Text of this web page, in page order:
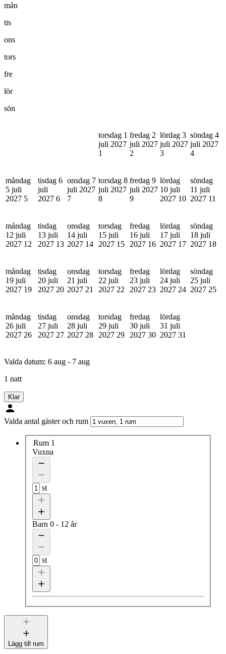
mån
tis
ons
tors
fre
lör
sön
torsdag 1
juli 2027
1
fredag 2
juli 2027
2
lördag 3
juli 2027
3
söndag 4
juli 2027
4
måndag
5 juli
2027 5
tisdag 6
juli
2027 6
onsdag 7
juli 2027
7
torsdag 8
juli 2027
8
fredag 9
juli 2027
9
lördag
10 juli
2027 10
söndag
11 juli
2027 11
måndag
12 juli
2027 12
tisdag
13 juli
2027 13
onsdag
14 juli
2027 14
torsdag
15 juli
2027 15
fredag
16 juli
2027 16
lördag
17 juli
2027 17
söndag
18 juli
2027 18
måndag
19 juli
2027 19
tisdag
20 juli
2027 20
onsdag
21 juli
2027 21
torsdag
22 juli
2027 22
fredag
23 juli
2027 23
lördag
24 juli
2027 24
söndag
25 juli
2027 25
måndag
26 juli
2027 26
tisdag
27 juli
2027 27
onsdag
28 juli
2027 28
torsdag
29 juli
2027 29
fredag
30 juli
2027 30
lördag
31 juli
2027 31
Valda datum: 6 aug - 7 aug
1 natt
Klar
Valda antal gäster och rum
Rum 1
Vuxna
st
Barn 0 - 12 år
st
Lägg till rum